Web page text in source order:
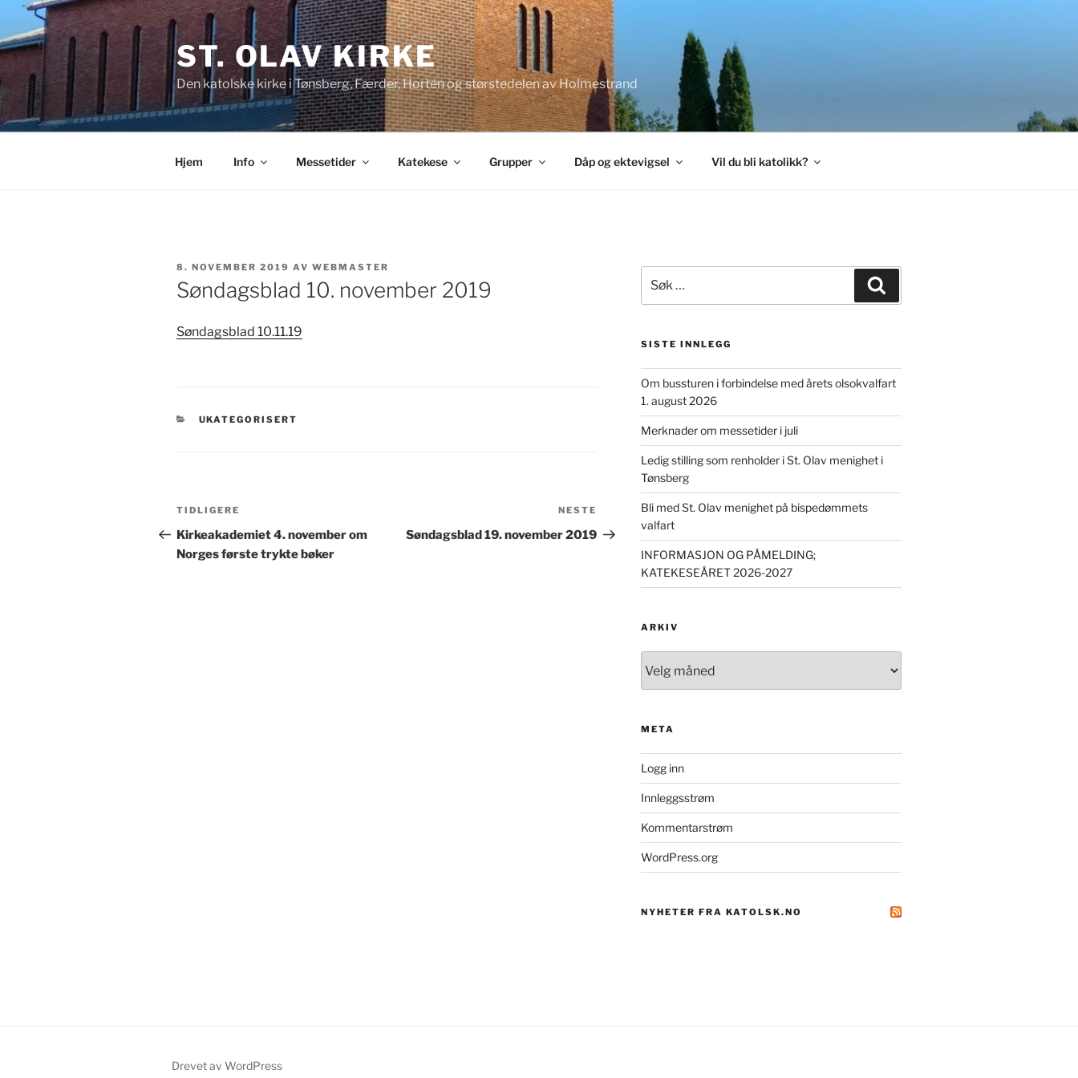
innhold
ST. OLAV KIRKE
Den katolske kirke i Tønsberg, Færder, Horten og størstedelen av Holmestrand
Hjem Info Messetider Katekese Grupper Dåp og ektevigsel Vil du bli katolikk?
PUBLISERT
8. NOVEMBER 2019 AV WEBMASTER
Søndagsblad 10. november 2019
Søndagsblad 10.11.19
KATEGORIER
UKATEGORISERT
Innleggsnavigasjon
Forrige
innlegg
TIDLIGERE
Kirkeakademiet 4. november om
Norges første trykte bøker
innlegg
NESTE
Søndagsblad 19. november 2019
etter:
SISTE INNLEGG
Om bussturen i forbindelse med årets olsokvalfart
1. august 2026
Merknader om messetider i juli
Ledig stilling som renholder i St. Olav menighet i
Tønsberg
Bli med St. Olav menighet på bispedømmets
valfart
INFORMASJON OG PÅMELDING;
KATEKESEÅRET 2026-2027
ARKIV
META
Logg inn
Innleggsstrøm
Kommentarstrøm
WordPress.org
NYHETER FRA KATOLSK.NO
Drevet av WordPress